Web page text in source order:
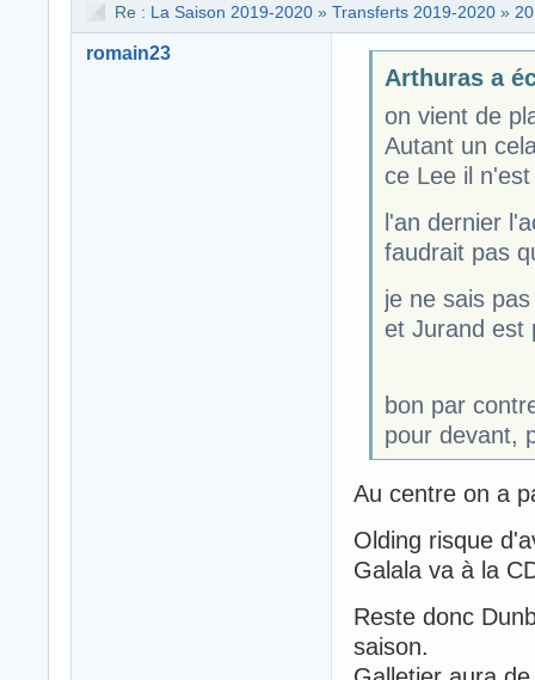
Re : La Saison 2019-2020 » Transferts 2019-2020 »
romain23
Arthuras a
on vient de
Autant un
ce Lee il
l'an dernier
faudrait pas
je ne sais
et Jurand est
bon par
pour devant,
Au centre on a
Olding risque
Galala va à la
Reste donc
saison.